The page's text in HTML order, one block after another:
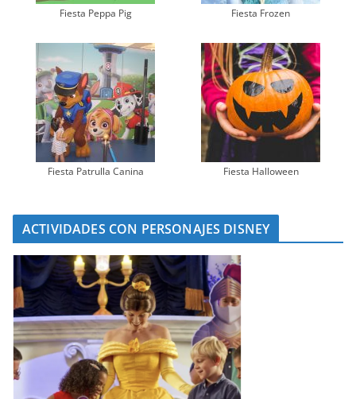
Fiesta Peppa Pig Fiesta Frozen
Fiesta Patrulla Canina Fiesta Halloween
ACTIVIDADES CON PERSONAJES DISNEY